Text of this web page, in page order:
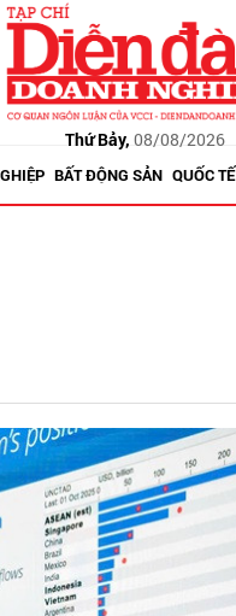
Thứ Bảy, 08/08/2026
BẤT ĐỘNG SẢN QUỐC TẾ